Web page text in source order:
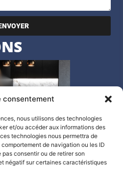
consentement
nous utilisons des technologies
et/ou accéder aux informations des
technologies nous permettra de
de navigation ou les ID
consentir ou de retirer son
négatif sur certaines caractéristiques